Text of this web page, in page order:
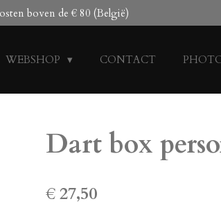
boven de € 80 (België)
WEBSHOP CONTACT
Dart box
€ 27,50